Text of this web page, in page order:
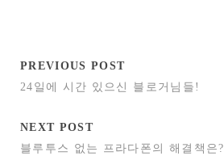
PREVIOUS POST
24일에 시간 있으신 블로거님들!
NEXT POST
블루투스 없는 프라다폰의 해결책은?